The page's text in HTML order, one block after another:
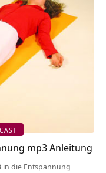
mp3 Anleitung
in die Entspannung